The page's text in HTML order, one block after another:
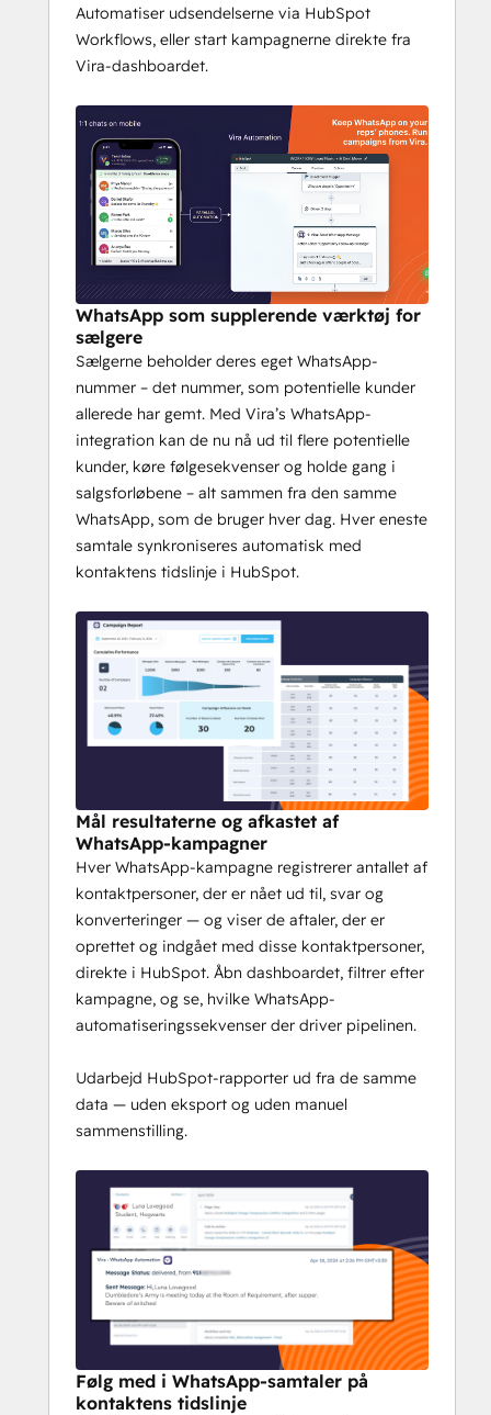
HubSpot-indbakke
Aktivér
WhatsApp-sameksistens
sælgere beholder deres egne numre,
og alle samtaler synkroniseres til
HubSpot
Generer flere leads til en lavere CPL
med Click-to-WhatsApp-annoncer,
og tilknyt hver samtale til den
rigtige Meta-kampagne
Forbinder WhatsApp med HubSpot-
indbakken/helpdesken og
implementerer problemfrit Breeze
Customer Agents
Fungerer Vira med min
HubSpot-
abonnementstype?
Ja — Vira fungerer på alle HubSpot-
abonnementer, herunder Free og Starter. Du
behøver ikke Pro eller Enterprise for at køre
adgang til de vigtigste funktioner.
Hjælper I med opsætning
og onboarding?
Absolut. Vores team tilbyder gratis,
personlig vejledning i opsætning og
onboarding, der er skræddersyet til netop
dit brugsscenarie. Live-demoer,
individuelle opsætningssessioner og
løbende support, så dit team hurtigt kan
komme i gang.
Er du klar til at prøve Vira? Book et opkald
nu
Automatiser udsendelserne via HubSpot
Workflows, eller start kampagnerne direkte fra
Vira-dashboardet.
WhatsApp som supplerende værktøj for
sælgere
Sælgerne beholder deres eget WhatsApp-
nummer – det nummer, som potentielle kunder
allerede har gemt. Med Vira’s WhatsApp-
integration kan de nu nå ud til flere potentielle
kunder, køre følgesekvenser og holde gang i
salgsforløbene – alt sammen fra den samme
WhatsApp, som de bruger hver dag. Hver eneste
samtale synkroniseres automatisk med
kontaktens tidslinje i HubSpot.
Mål resultaterne og afkastet af
WhatsApp-kampagner
Hver WhatsApp-kampagne registrerer antallet af
kontaktpersoner, der er nået ud til, svar og
konverteringer — og viser de aftaler, der er
oprettet og indgået med disse kontaktpersoner,
direkte i HubSpot. Åbn dashboardet, filtrer efter
kampagne, og se, hvilke WhatsApp-
automatiseringssekvenser der driver pipelinen.
Udarbejd HubSpot-rapporter ud fra de samme
data — uden eksport og uden manuel
sammenstilling.
Følg med i WhatsApp-samtaler på
kontaktens tidslinje